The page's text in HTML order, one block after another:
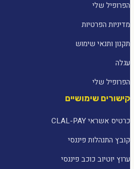
הפרופיל שלי
מדיניות הפרטיות
תקנון ותנאי שימוש
עגלה
הפרופיל שלי
קישורים שימושיים
כרטיס אשראי CLAL-PAY
קובץ התנהלות פיננסי
ערוץ יוטיוב כוכב פיננסי